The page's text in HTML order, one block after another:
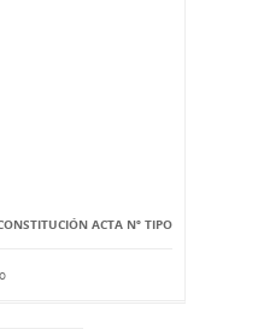
ACTA Nº TIPO